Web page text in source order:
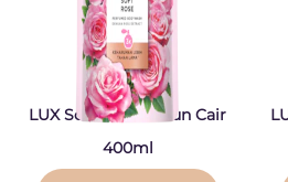
LUX Soft Rose Sabun Cair
400ml